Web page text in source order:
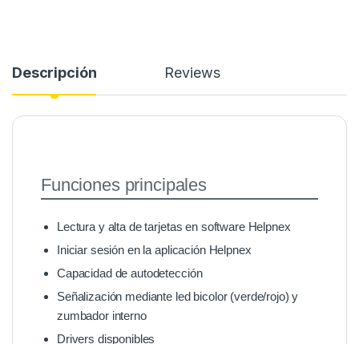
Descripción Reviews
Funciones principales
Lectura y alta de tarjetas en software Helpnex
Iniciar sesión en la aplicación Helpnex
Capacidad de autodetección
Señalización mediante led bicolor (verde/rojo) y
zumbador interno
Drivers disponibles